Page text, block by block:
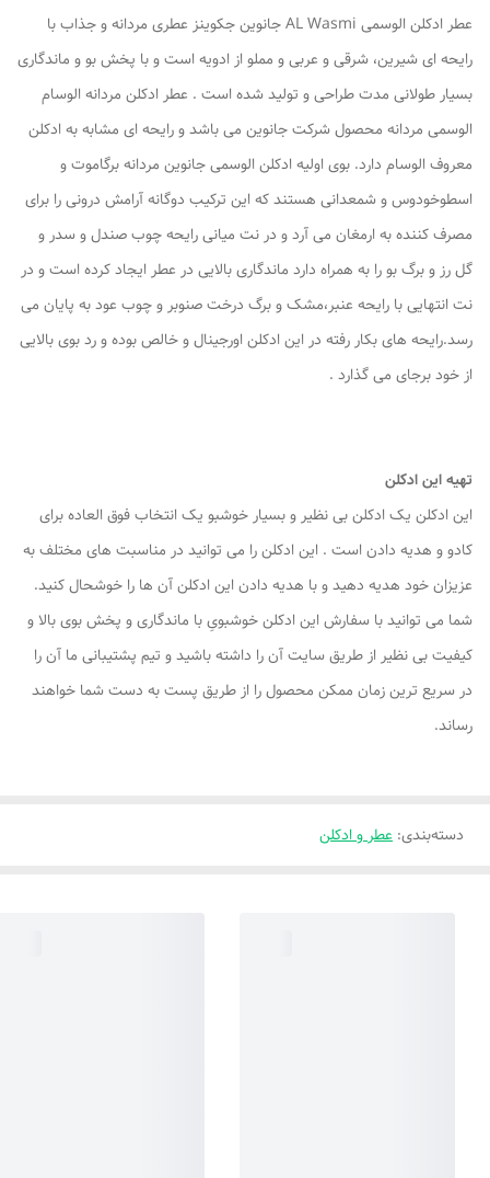
عطر ادکلن الوسمی AL Wasmi جانوین جکوینز عطری مردانه و جذاب با
رایحه ای شیرین، شرقی و عربی و مملو از ادویه است و با پخش بو و ماندگاری
بسیار طولانی مدت طراحی و تولید شده است . عطر ادکلن مردانه الوسام
الوسمی مردانه محصول شرکت جانوین می باشد و رایحه ای مشابه به ادکلن
معروف الوسام دارد. بوی اولیه ادکلن الوسمی جانوین مردانه برگاموت و
اسطوخودوس و شمعدانی هستند که این ترکیب دوگانه آرامش درونی را برای
مصرف کننده به ارمغان می آرد و در نت میانی رایحه چوب صندل و سدر و
گل رز و برگ بو را به همراه دارد ماندگاری بالایی در عطر ایجاد کرده است و در
نت انتهایی با رایحه عنبر،مشک و برگ درخت صنوبر و چوب عود به پایان می
رسد.رایحه های بکار رفته در این ادکلن اورجینال و خالص بوده و رد بوی بالایی
از خود برجای می گذارد .
تهیه این ادکلن
این ادکلن یک ادکلن بی نظیر و بسیار خوشبو یک انتخاب فوق العاده برای
کادو و هدیه دادن است . این ادکلن را می توانید در مناسبت های مختلف به
عزیزان خود هدیه دهید و با هدیه دادن این ادکلن آن ها را خوشحال کنید.
شما می توانید با سفارش این ادکلن خوشبویِ با ماندگاری و پخش بوی بالا و
کیفیت بی نظیر از طریق سایت آن را داشته باشید و تیم پشتیبانی ما آن را
در سریع ترین زمان ممکن محصول را از طریق پست به دست شما خواهند
رساند.
دسته‌بندی: عطر و ادکلن